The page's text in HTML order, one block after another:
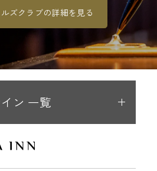
ズクラブの詳細を見る
ン 一覧